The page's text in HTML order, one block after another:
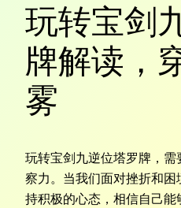
玩转宝剑
牌解读，
雾
玩转宝剑九逆位塔罗牌，
察力。当我们面对挫折和
持积极的心态，相信自己